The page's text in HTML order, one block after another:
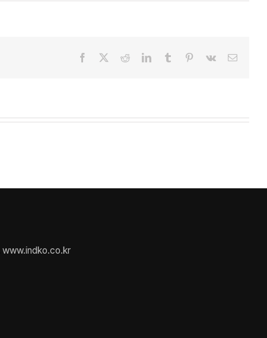
Facebook RedditLinkedInTumblr Pinterest
Vk Email
www.indko.co.kr